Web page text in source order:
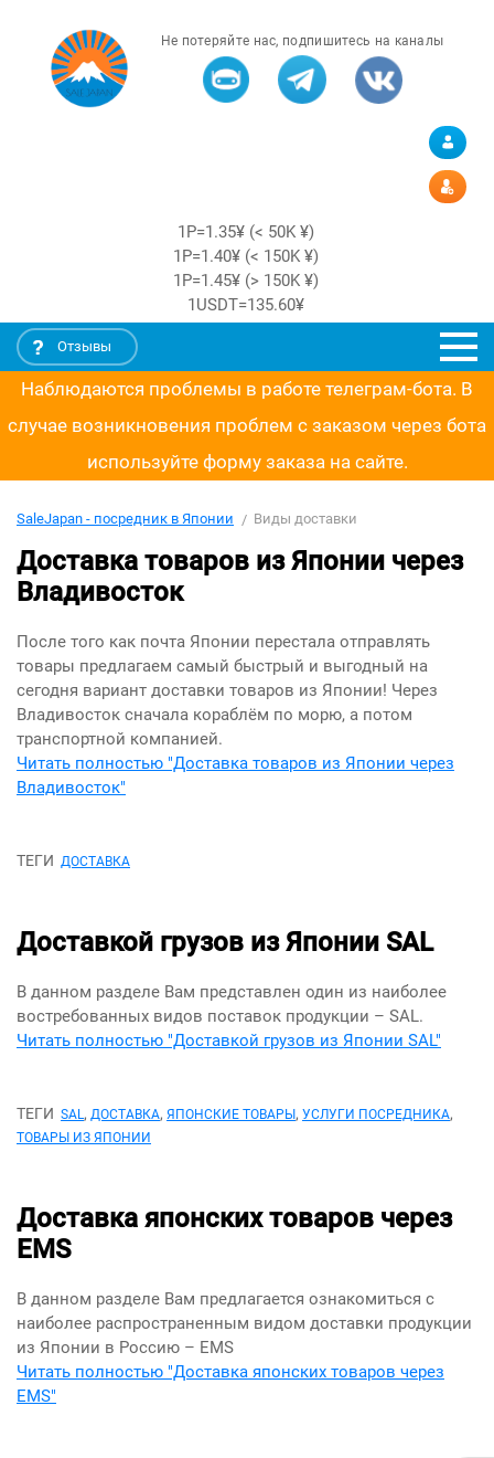
Не потеряйте нас, подпишитесь на каналы
1Р=1.35¥ (< 50K ¥)
1Р=1.40¥ (< 150K ¥)
1Р=1.45¥ (> 150K ¥)
1USDT=135.60¥
Отзывы
Наблюдаются проблемы в работе телеграм-бота. В
случае возникновения проблем с заказом через бота
используйте форму заказа на сайте.
SaleJapan - посредник в Японии Виды доставки
Доставка товаров из Японии через
Владивосток
После того как почта Японии перестала отправлять
товары предлагаем самый быстрый и выгодный на
сегодня вариант доставки товаров из Японии! Через
Владивосток сначала кораблём по морю, а потом
транспортной компанией.
Читать полностью "Доставка товаров из Японии через
Владивосток"
ТЕГИ ДОСТАВКА
Доставкой грузов из Японии SAL
В данном разделе Вам представлен один из наиболее
востребованных видов поставок продукции – SAL.
Читать полностью "Доставкой грузов из Японии SAL"
ТЕГИ SAL, ДОСТАВКА, ЯПОНСКИЕ ТОВАРЫ , УСЛУГИ ПОСРЕДНИКА,
ТОВАРЫ ИЗ ЯПОНИИ
Доставка японских товаров через
EMS
В данном разделе Вам предлагается ознакомиться с
наиболее распространенным видом доставки продукции
из Японии в Россию – EMS
Читать полностью "Доставка японских товаров через
EMS"